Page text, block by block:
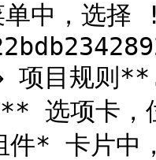
单中，选
目规则
选项卡，
件* 卡片